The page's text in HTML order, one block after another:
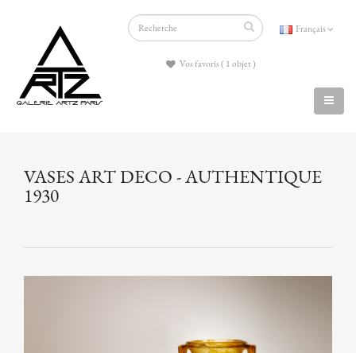
Français
Vos favoris ( 1 objet )
VASES ART DECO - AUTHENTIQUE
1930